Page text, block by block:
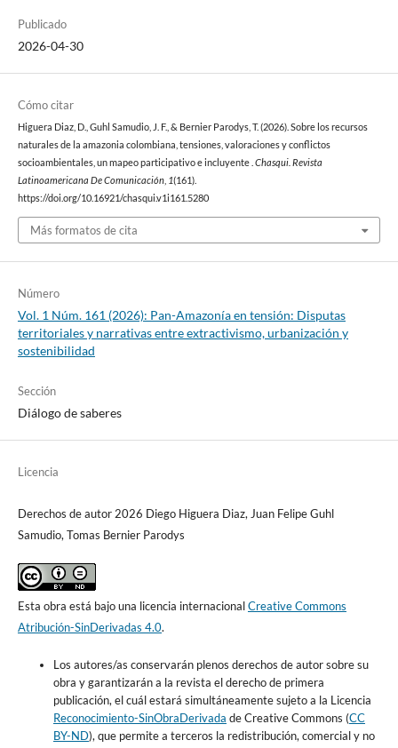
Publicado
2026-04-30
Cómo citar
Higuera Diaz, D., Guhl Samudio, J. F., & Bernier Parodys, T. (2026). Sobre los recursos
naturales de la amazonia colombiana, tensiones, valoraciones y conflictos
socioambientales, un mapeo participativo e incluyente . Chasqui. Revista
Latinoamericana De Comunicación, 1(161).
https://doi.org/10.16921/chasqui.v1i161.5280
Más formatos de cita
Número
Vol. 1 Núm. 161 (2026): Pan-Amazonía en tensión: Disputas
territoriales y narrativas entre extractivismo, urbanización y
sostenibilidad
Sección
Diálogo de saberes
Licencia
Derechos de autor 2026 Diego Higuera Diaz, Juan Felipe Guhl
Samudio, Tomas Bernier Parodys
Esta obra está bajo una licencia internacionalCreative Commons
Atribución-SinDerivadas 4.0.
Los autores/as conservarán plenos derechos de autor sobre su
obra y garantizarán a la revista el derecho de primera
publicación, el cuál estará simultáneamente sujeto a la Licencia
Reconocimiento-SinObraDerivada de Creative Commons (CC
BY-ND), que permite a terceros la redistribución, comercial y no